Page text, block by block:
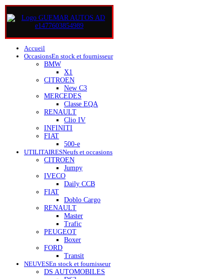
Accueil
OccasionsEn stock et fournisseur
BMW
X1
CITROEN
New C3
MERCEDES
Classe EQA
RENAULT
Clio IV
INFINITI
FIAT
500-e
UTILITAIRESNeufs et occasions
CITROEN
Jumpy
IVECO
Daily CCB
FIAT
Doblo Cargo
RENAULT
Master
Trafic
PEUGEOT
Boxer
FORD
Transit
NEUVESEn stock et fournisseur
DS AUTOMOBILES